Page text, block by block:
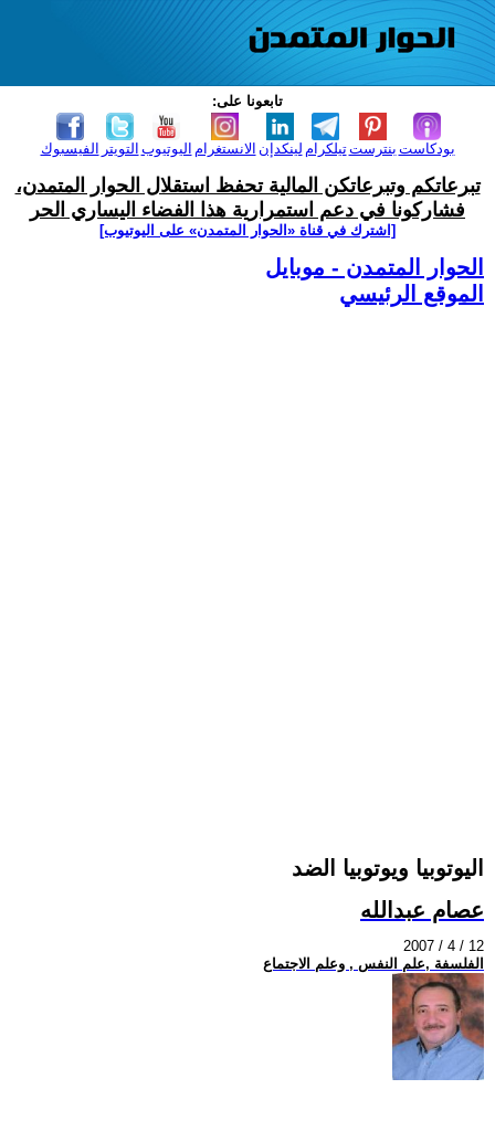
تابعونا على:
الفيسبوك التويتر اليوتيوب الانستغرام لينكدإن تيلكرامبنترست بودكاست
تبرعاتكم وتبرعاتكن المالية تحفظ استقلال الحوار المتمدن،
فشاركونا في دعم استمرارية هذا الفضاء اليساري الحر
[اشترك في قناة ‫«الحوار المتمدن» على اليوتيوب]
الحوار المتمدن - موبايل
الموقع الرئيسي
اليوتوبيا ويوتوبيا الضد
عصام عبدالله
2007 / 4 / 12
الفلسفة ,علم النفس , وعلم الاجتماع